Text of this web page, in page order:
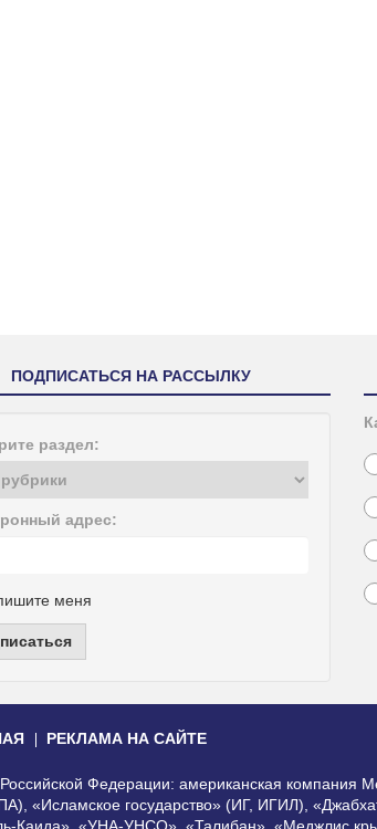
ПОДПИСАТЬСЯ НА РАССЫЛКУ
раздел:
адрес:
меня
РЕКЛАМА НА САЙТЕ
Федерации: американская компания
«Исламское государство» (ИГ, ИГИЛ),
Каида», «УНА-УНСО», «Талибан», «Меджлис